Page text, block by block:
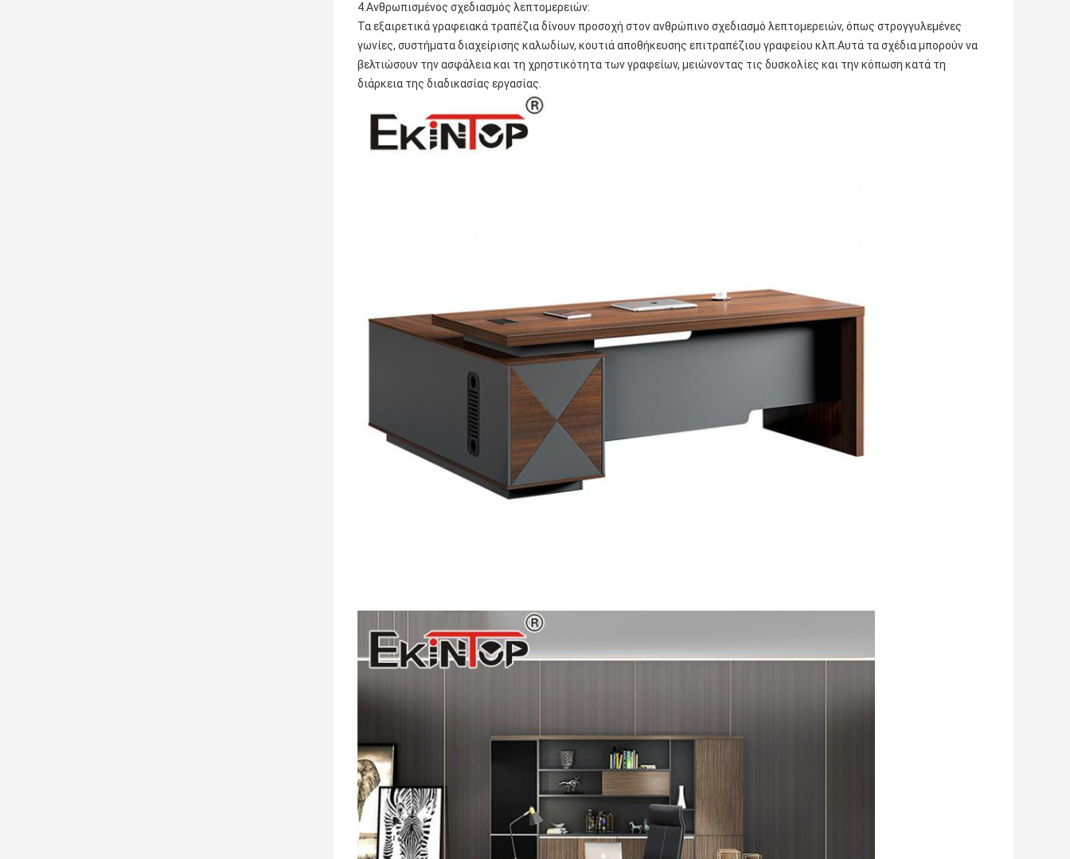
4.Ανθρωπισμένος σχεδιασμός λεπτομερειών:
Τα εξαιρετικά γραφειακά τραπέζια δίνουν προσοχή στον ανθρώπινο σχεδιασμό λεπτομερειών, όπως στρογγυλεμένες
γωνίες, συστήματα διαχείρισης καλωδίων, κουτιά αποθήκευσης επιτραπέζιου γραφείου κλπ.Αυτά τα σχέδια μπορούν να
βελτιώσουν την ασφάλεια και τη χρηστικότητα των γραφείων, μειώνοντας τις δυσκολίες και την κόπωση κατά τη
διάρκεια της διαδικασίας εργασίας.